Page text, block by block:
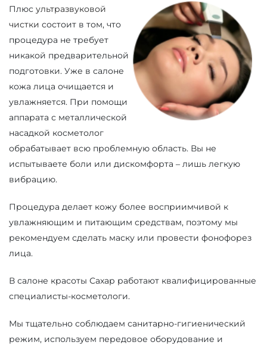
Плюс ультразвуковой
чистки состоит в том, что
процедура не требует
никакой предварительной
подготовки. Уже в салоне
кожа лица очищается и
увлажняется. При помощи
аппарата с металлической
насадкой косметолог
обрабатывает всю проблемную область. Вы не
испытываете боли или дискомфорта – лишь легкую
вибрацию.
Процедура делает кожу более восприимчивой к
увлажняющим и питающим средствам, поэтому мы
рекомендуем сделать маску или провести фонофорез
лица.
В салоне красоты Сахар работают квалифицированные
специалисты-косметологи.
Мы тщательно соблюдаем санитарно-гигиенический
режим, используем передовое оборудование и